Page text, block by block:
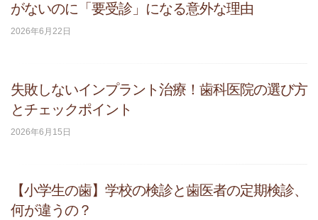
がないのに「要受診」になる意外な理由
2026年6月22日
失敗しないインプラント治療！歯科医院の選び方
とチェックポイント
2026年6月15日
【小学生の歯】学校の検診と歯医者の定期検診、
何が違うの？